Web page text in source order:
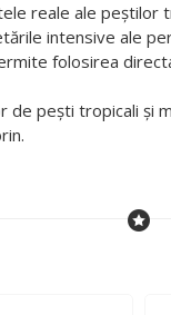
reale ale peștilor
intensive ale
folosirea
pești tropicali și